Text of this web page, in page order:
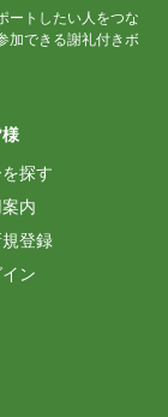
り、こちらが
たので、とて
味を持って聞
たです。歌詞
ートしたい人をつな
加できる謝礼付きボ
探す
内
登録
ン